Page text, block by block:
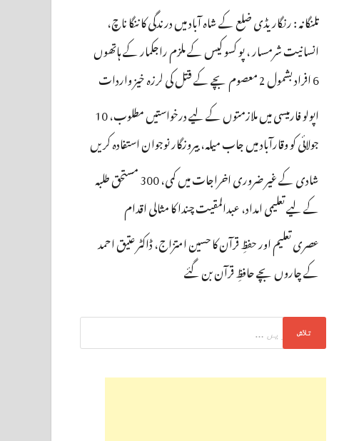
تلنگانہ : رنگاریڈی ضلع کے شاہ آباد میں درندگی کا ننگا ناچ،
انسانیت شرمسار ، پو کسو کیس کے ملزم راجکمار کے ہاتھوں
6 افراد بشمول 2 معصوم بچے کے قتل کی لرزہ خیز واردات
اپولو فارمیسی میں ملازمتوں کے لیے درخواستیں مطلوب، 10
جولائی کو وقارآباد میں جاب میلہ، بیروزگار نوجوان استفادہ کریں
شادی کے غیر ضروری اخراجات میں کمی، 300 مستحق طلبہ
کے لیے تعلیمی امداد، عبدالمقیت چندا کا مثالی اقدام
عصری تعلیم اور حفظِ قرآن کا حسین امتزاج، ڈاکٹر عتیق احمد
کے چاروں بچے حافظِ قرآن بن گئے